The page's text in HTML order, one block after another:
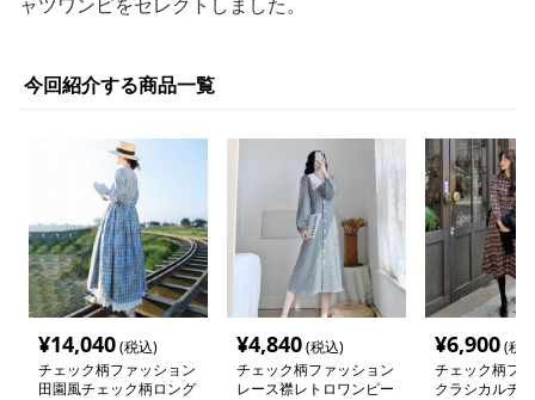
今回紹介する商品一覧
¥14,040(税込)
チェック柄ファッション
田園風チェック柄ロング
¥4,840(税込)
チェック柄ファッション
レース襟レトロワンピー
¥6,900(税
チェック柄フ
クラシカルチ